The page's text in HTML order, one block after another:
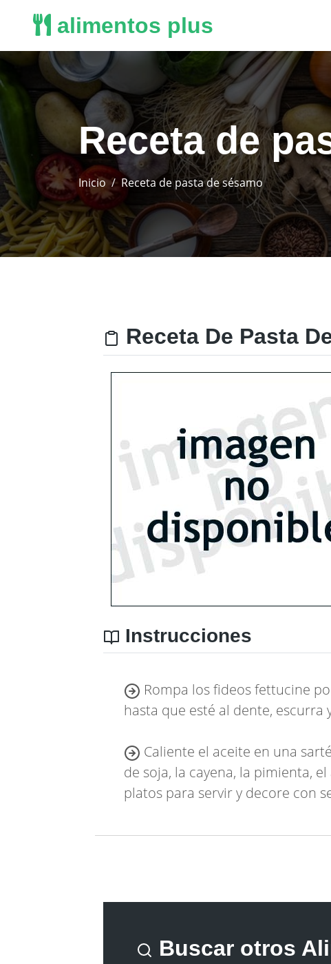
alimentos plus
Receta de
Inicio Receta de pasta de sésamo
Receta De Pasta
Instrucciones
Rompa los fideos fettucine
hasta que esté al dente, escurra
Caliente el aceite en una
de soja, la cayena, la pimienta,
platos para servir y decore con
Buscar otros